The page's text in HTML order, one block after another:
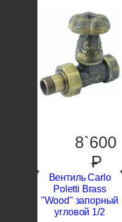
8`600
P
Вентиль Carlo
Poletti Brass
"Wood" запорный
угловой 1/2